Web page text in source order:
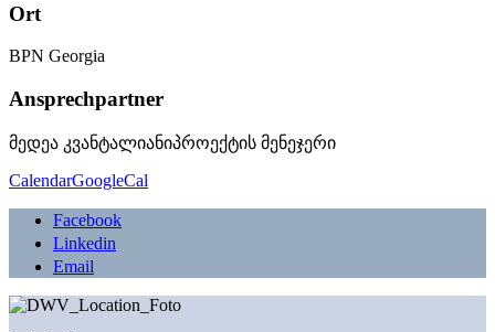
Ort
BPN Georgia
Ansprechpartner
მედეა კვანტალიანიპროექტის მენეჯერი
CalendarGoogleCal
Facebook
Linkedin
Email